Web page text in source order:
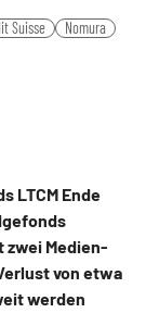
Suisse
Nomura
LTCM Ende
zwei Medien-
von etwa
werden